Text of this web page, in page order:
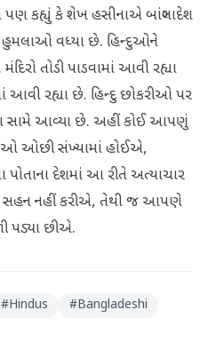
પણ કહ્યું કે શેખ હસીનાએ બાંગ્લાદેશ
હુમલાઓ વધ્યા છે. હિન્દુઓને
તોડી પાડવામાં આવી રહ્યા
આવી રહ્યા છે. હિન્દુ છોકરીઓ પર
સામે આવ્યા છે. અહીં કોઈ આપણું
ઓછી સંખ્યામાં હોઈએ,
દેશમાં આ રીતે અત્યાચાર
નહીં કરીએ, તેથી જ આપણે
પડ્યા છીએ.
#Hindus #Bangladeshi